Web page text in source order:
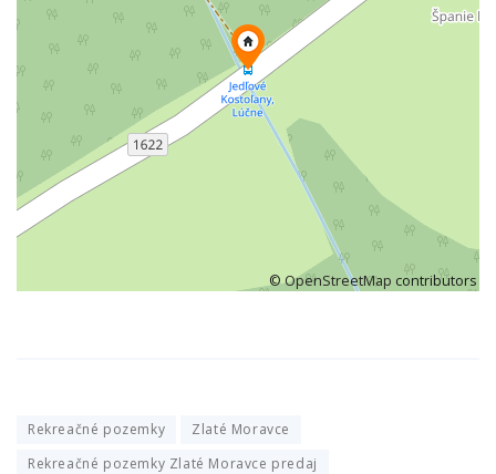
©OpenStreetMap contributors
Rekreačné pozemky
Zlaté Moravce
Rekreačné pozemky Zlaté Moravce predaj